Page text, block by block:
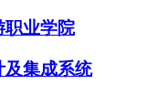
职业学院
及集成系统